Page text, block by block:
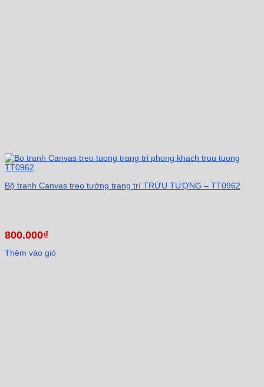
Bộ tranh Canvas treo tường trang trí TRỪU TƯỢNG – TT0962
800.000₫
Thêm vào giỏ